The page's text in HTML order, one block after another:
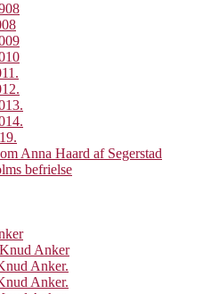
Anna Haard af Segerstad
befrielse
Anker
Anker.
Anker.